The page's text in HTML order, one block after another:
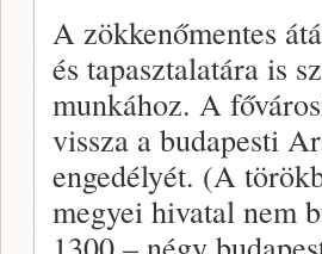
A zökkenőmentes
és tapasztalatára is
munkához. A
vissza a budapesti
engedélyét. (A
megyei hivatal nem